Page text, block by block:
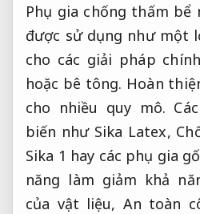
Phụ gia chống thấm
được sử dụng như một
cho các giải pháp
hoặc bê tông. Hoàn
cho nhiều quy mô.
biến như Sika Latex,
Sika 1 hay các phụ gia
năng làm giảm khả
của vật liệu, An toàn